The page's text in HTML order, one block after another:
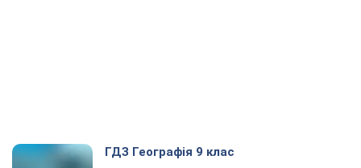
ГДЗ Географія 9 клас